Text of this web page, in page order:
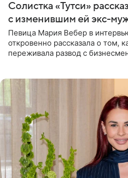
Солистка «Тутси»
с изменившим ей экс-
Певица Мария Вебер в
откровенно рассказала о том,
переживала развод с